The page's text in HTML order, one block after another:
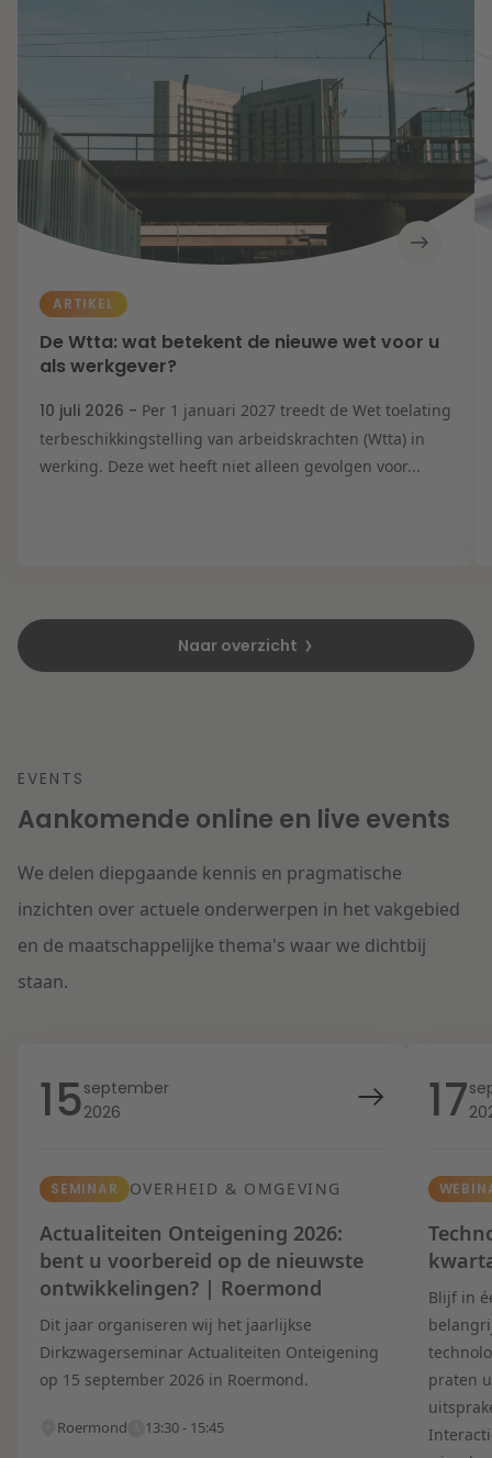
ARTIKEL
De Wtta: wat betekent de nieuwe wet voor u
als werkgever?
10 juli 2026 - Per 1 januari 2027 treedt de Wet toelating
terbeschikkingstelling van arbeidskrachten (Wtta) in
werking. Deze wet heeft niet alleen gevolgen voor...
Naar overzicht
EVENTS
Aankomende online en live events
We delen diepgaande kennis en pragmatische
inzichten over actuele onderwerpen in het vakgebied
en de maatschappelijke thema's waar we dichtbij
staan.
15september
2026
SEMINAR OVERHEID & OMGEVING
Actualiteiten Onteigening 2026:
bent u voorbereid op de nieuwste
ontwikkelingen? | Roermond
Dit jaar organiseren wij het jaarlijkse
Dirkzwagerseminar Actualiteiten Onteigening
op 15 september 2026 in Roermond.
Roermond 13:30 - 15:45
17
Blijf in
praten